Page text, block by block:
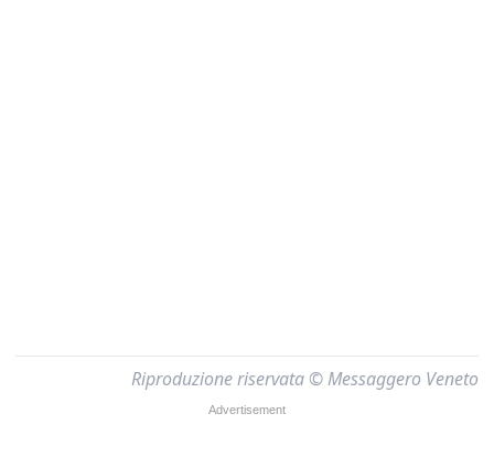
Riproduzione riservata © Messaggero Veneto